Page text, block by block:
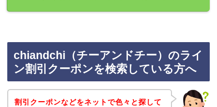
chiandchi（チーアンドチー）のライ
ン割引クーポンを検索している方へ
割引クーポンなどをネットで色々と探して